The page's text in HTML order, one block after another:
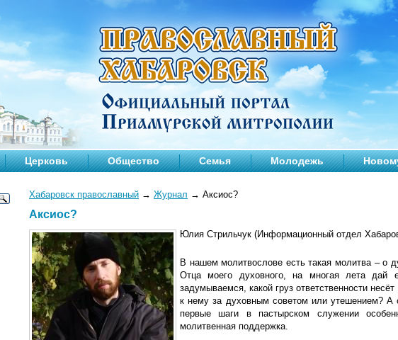
Церковь Общество Семья Молодежь
Хабаровск православный → Журнал → Аксиос?
Аксиос?
Юлия Стрильчук (Информационный отдел
В нашем молитвослове есть такая молитва – о
Отца моего духовного, на многая лета
задумываемся, какой груз ответственности
к нему за духовным советом или утешением?
первые шаги в пастырском служении
молитвенная поддержка.